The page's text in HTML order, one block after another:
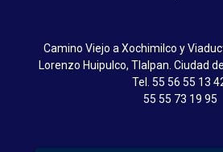
Camino Viejo a Xochimilco y
Lorenzo Huipulco, Tlalpan. Ciudad
Tel. 55 56 55 13
55 55 73 19 95